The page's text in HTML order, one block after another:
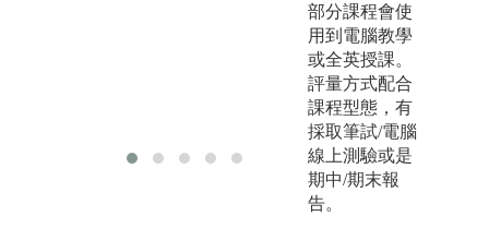
部分課程會使
用到電腦教學
或全英授課。
評量方式配合
課程型態，有
採取筆試/電腦
線上測驗或是
期中/期末報
告。